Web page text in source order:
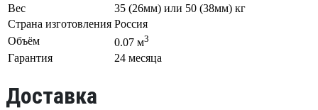
Вес
35 (26мм) или 50 (38мм) кг
Страна изготовления Россия
Объём
0.07 м3
Гарантия 24 месяца
Доставка